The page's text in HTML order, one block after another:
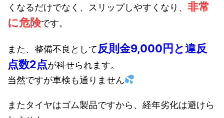
くなるだけでなく、スリップしやすくなり、 非常
に危険です。
また、整備不良として反則金9,000円と違反
点数2点が科せられます。
当然ですが車検も通りません
またタイヤはゴム製品ですから、経年劣化は避けら